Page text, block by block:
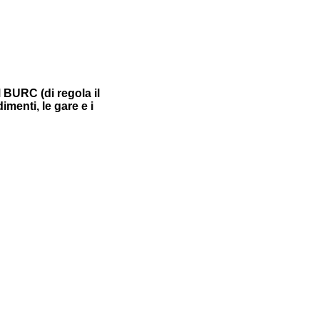
(di regola il
le gare e i